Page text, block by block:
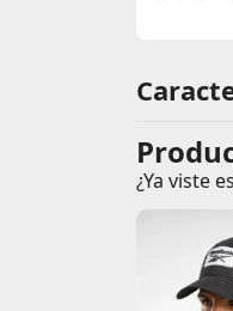
¿Ya viste